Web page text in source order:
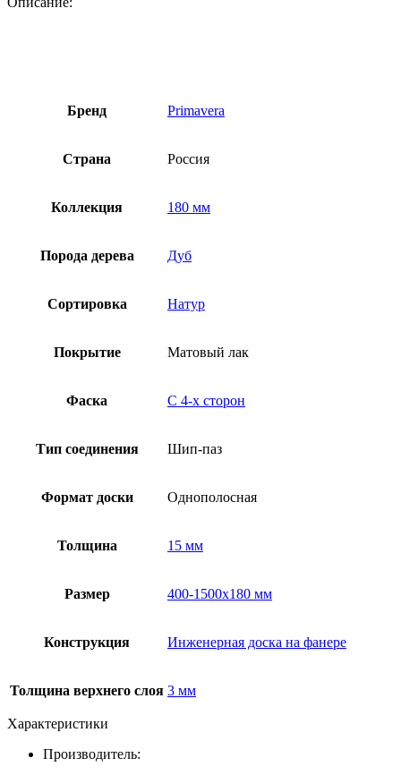
Бренд Primavera
Страна Россия
Коллекция 180 мм
Порода дерева Дуб
Сортировка Натур
Покрытие Матовый лак
Фаска С 4-x сторон
Тип соединения Шип-паз
Формат доски Однополосная
Толщина 15 мм
Размер 400-1500х180 мм
Конструкция Инженерная доска на фанере
Толщина верхнего слоя 3 мм
Характеристики
Производитель: